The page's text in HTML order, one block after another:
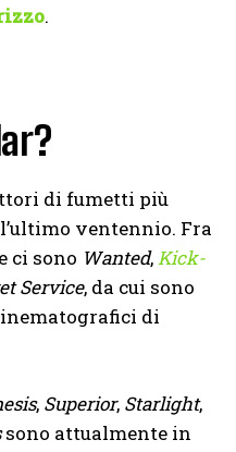
.
di fumetti più
ventennio. Fra
ci sono Wanted,Kick-
Service, da cui sono
di
, Superior, Starlight,
sono attualmente in